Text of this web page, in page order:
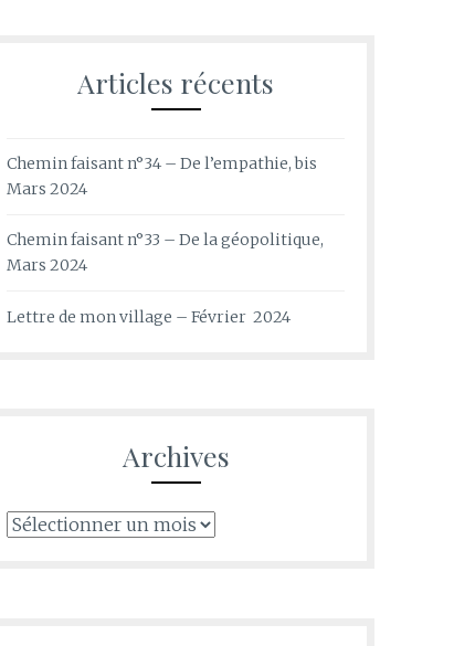
Articles récents
Chemin faisant n°34 – De l’empathie, bis
Mars 2024
Chemin faisant n°33 – De la géopolitique,
Mars 2024
Lettre de mon village – Février 2024
Archives
Archives